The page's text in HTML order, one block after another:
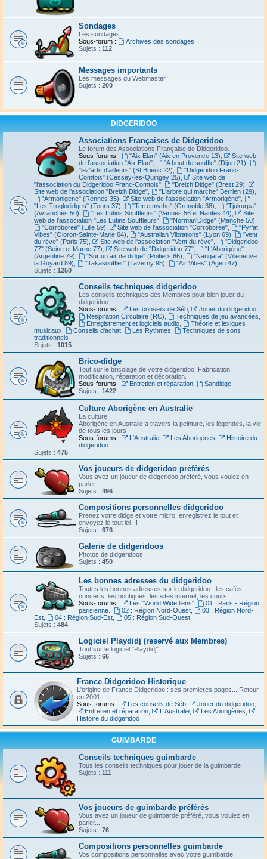
Sondages
Les sondages
Sous-forum :
Archives des sondages
Sujets : 112
Messages importants
Les messages du Webmaster
Sujets : 200
DIDGERIDOO
Associations Françaises de Didgeridoo
Le forum des Associations Française de Didgeridoo.
Sous-forums :
"Aix Elan" (Aix en Provence 13)
Site web
de l'association "Aix Elan"
"A bout de souffle" (Dijon 21)
"lez'arts d'ailleurs" (St Brieuc 22)
"Didgeridoo Franc-
Comtois" (Cessey-les-Quingey 25)
Site web de
"l'association du Didgeridoo Franc-Comtois"
"Breizh Didge" (Brest 29)
Site web de l'association "Breizh Didge"
"L'arbre qui marche" Berrien (29)
"Armonigène" (Rennes 35)
Site web de l'association "Armorigène",
"Les Troglodidges" (Tours 37)
"Terre mythe" (Grenoble 38)
"Tjukurpa"
(Avranches 50)
"Les Lutins Souffleurs" (Vannes 56 et Nantes 44)
Site
web de l'association "Les Lutins Souffleurs"
"Norman'Didge" (Manche 50)
"Corroboree" (Lille 59)
Site web de l'association "Corroboree",
"Pyr'at
Vibes" (Oloron-Sainte-Marie 64)
"Australian Vibrations" (Lyon 69)
"Vent
du rêve" (Paris 75)
Site web de l'association "Vent du rêve",
"Didgeridoo
77" (Seine et Marne 77)
Site web de "Didgeridoo 77",
"L'Aborigène"
(Argentine 79)
"Sur un air de didge" (Poitiers 86)
"Nangara" (Villeneuve
la Guyard 89)
"Takasouffler" (Taverny 95)
"Air Vibes" (Agen 47)
Sujets : 1250
Conseils techniques didgeridoo
Les conseils techniques des Membres pour bien jouer du
didgeridoo.
Sous-forums :
Les conseils de Séb, Jouer du didgeridoo,
Respiration Circulaire (RC)
Techniques de jeu avancées
Enregistrement et logiciels audio,
Théorie et lexiques
musicaux
Conseils d'achat, Les Rythmes
Techniques de sons
traditionnels
Sujets : 1015
Brico-didge
Tout sur le bricolage de votre didgeridoo. Fabrication,
modification, réparation et décoration.
Sous-forums :
Entretien et réparation,
Sandidge
Sujets : 1422
Culture Aborigène en Australie
La culture
Aborigène en Australie à travers la peinture, les légendes, la vie
de tous les jours
Sous-forums :
L'Australie, Les Aborigènes
Histoire du
didgeridoo
Sujets : 475
Vos joueurs de didgeridoo préférés
Vous avez un joueur de didgeridoo préféré, vous voulez en
parler...
Sujets : 496
Compositions personnelles didgeridoo
Prenez votre didge et votre micro, enregistrez le tout et
envoyez le tout ici !!!
Sujets : 676
Galerie de didgeridoos
Photos de didgeridoos
Sujets : 450
Les bonnes adresses du didgeridoo
Toutes les bonnes adresses sur le didgeridoo : les cafés-
concerts, les boutiques, les sites internet, les cours...
Sous-forums :
Les "World Wide liens",
01 : Paris - Région
parisienne.
02 : Région Nord-Ouest,
03 : Région Nord-
Est
04 : Région Sud-Est,
05 : Région Sud-Ouest
Sujets : 484
Logiciel Playdidj (reservé aux Membres)
Tout sur le logiciel "Playdidj".
Sujets : 66
France Didgeridoo Historique
L'origine de France Didgeridoo : ses premières pages... Retour
en 2001
Sous-forums :
Les conseils de Séb, Jouer du didgeridoo,
Entretien et réparation, L'Australie, Les Aborigènes
Histoire du didgeridoo
GUIMBARDE
Conseils techniques guimbarde
Tous les conseils techniques pour jouer de la guimbarde
Sujets : 111
Vos joueurs de guimbarde préférés
Vous avez un joueur de guimbarde préféré, vous voulez en
parler...
Sujets : 76
Compositions personnelles guimbarde
Vos compositions personnelles avec votre guimbarde